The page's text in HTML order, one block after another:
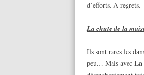
d’efforts. A regrets.
La chute de la
Ils sont rares les
peu… Mais avec La